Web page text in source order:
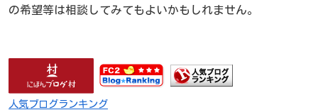
の希望等は相談してみてもよいかもしれません。
人気ブログランキング